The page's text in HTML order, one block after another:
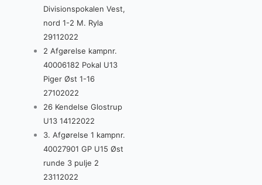
Divisionspokalen Vest,
nord 1-2 M. Ryla
29112022
2 Afgørelse kampnr.
40006182 Pokal U13
Piger Øst 1-16
27102022
26 Kendelse Glostrup
U13 14122022
3. Afgørelse 1 kampnr.
40027901 GP U15 Øst
runde 3 pulje 2
23112022